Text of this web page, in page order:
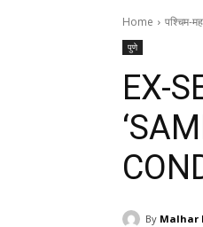
Home पश्चिम-
पुणे
EX-
By Malhar